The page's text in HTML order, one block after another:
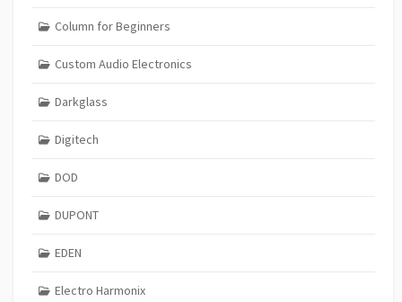
Column for Beginners
Custom Audio Electronics
Darkglass
Digitech
DOD
DUPONT
EDEN
Electro Harmonix